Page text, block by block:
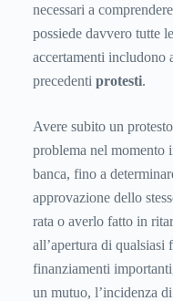
necessari a
possiede davvero tutte
accertamenti includono
precedenti protesti.
Avere subito un
problema nel momento
banca, fino a
approvazione dello
rata o averlo fatto in
all’apertura di qualsiasi
finanziamenti
un mutuo, l’incidenza